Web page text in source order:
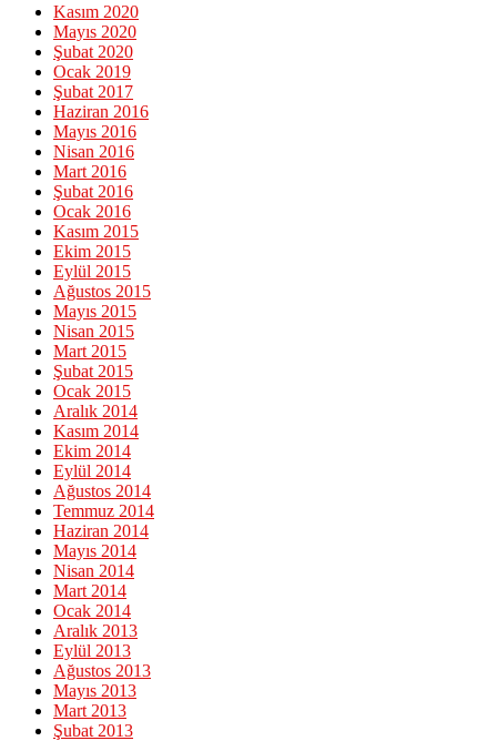
Kasım 2020
Mayıs 2020
Şubat 2020
Ocak 2019
Şubat 2017
Haziran 2016
Mayıs 2016
Nisan 2016
Mart 2016
Şubat 2016
Ocak 2016
Kasım 2015
Ekim 2015
Eylül 2015
Ağustos 2015
Mayıs 2015
Nisan 2015
Mart 2015
Şubat 2015
Ocak 2015
Aralık 2014
Kasım 2014
Ekim 2014
Eylül 2014
Ağustos 2014
Temmuz 2014
Haziran 2014
Mayıs 2014
Nisan 2014
Mart 2014
Ocak 2014
Aralık 2013
Eylül 2013
Ağustos 2013
Mayıs 2013
Mart 2013
Şubat 2013